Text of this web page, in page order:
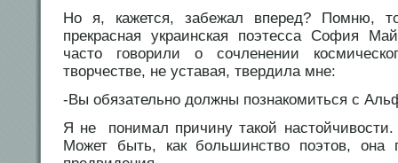
Но я, кажется, забежал вперед? Помню,
прекрасная украинская поэтесса София
часто говорили о сочленении
творчестве, не уставая, твердила мне:
-Вы обязательно должны познакомиться с
Я не понимал причину такой
Может быть, как большинство поэтов, она